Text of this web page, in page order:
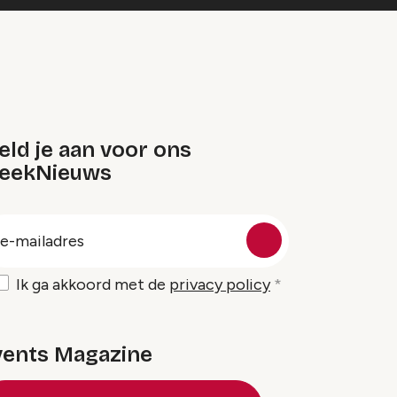
je aan voor ons
Ik ga akkoord met de privacy policy
Magazine